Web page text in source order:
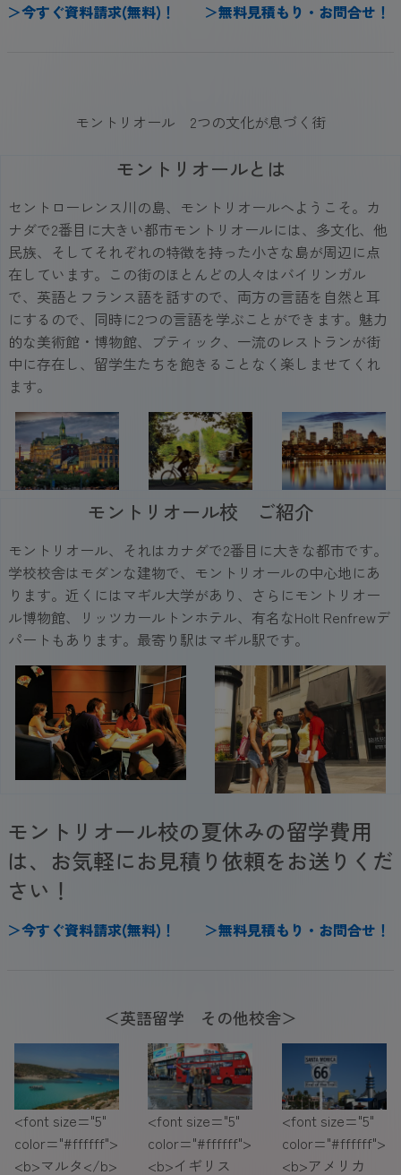
＞今すぐ資料請求(無料) ！ ＞無料見積もり・お問合せ ！
モントリオール 2つの文化が息づく街
モントリオールとは
セントローレンス川の島、モントリオールへようこそ。カ
ナダで2番目に大きい都市モントリオールには、多文化、他
民族、そしてそれぞれの特徴を持った小さな島が周辺に点
在しています。この街のほとんどの人々はバイリンガル
で、英語とフランス語を話すので、両方の言語を自然と耳
にするので、同時に2つの言語を学ぶことができます。魅力
的な美術館・博物館、ブティック、一流のレストランが街
中に存在し、留学生たちを飽きることなく楽しませてくれ
ます。
モントリオール校 ご紹介
モントリオール、それはカナダで2番目に大きな都市です。
学校校舎はモダンな建物で、モントリオールの中心地にあ
ります。近くにはマギル大学があり、さらにモントリオー
ル博物館、リッツカールトンホテル、有名なHolt Renfrewデ
パートもあります。最寄り駅はマギル駅です。
モントリオール校の夏休みの留学費用
は、お気軽にお見積り依頼をお送りくだ
さい！
＞今すぐ資料請求(無料) ！ ＞無料見積もり・お問合せ ！
＜英語留学 その他校舎＞
<font size="5"
color="#ffffff">
<b>マルタ</b>
<font size="5"
color="#ffffff">
<b>イギリス
<font size="5"
color="#ffffff">
<b>アメリカ